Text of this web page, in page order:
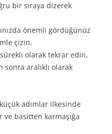
bir sıraya dizerek
önemli gördüğünüz
çizin.
olarak tekrar edin,
aralıklı olarak
adımlar ilkesinde
basitten karmaşığa